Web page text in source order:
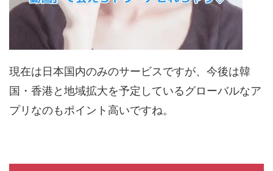
現在は日本国内のみのサービスですが、今後は韓
国・香港と地域拡大を予定しているグローバルなア
プリなのもポイント高いですね。